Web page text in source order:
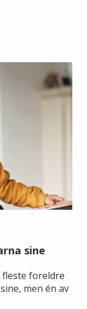
sine
fleste foreldre
men én av